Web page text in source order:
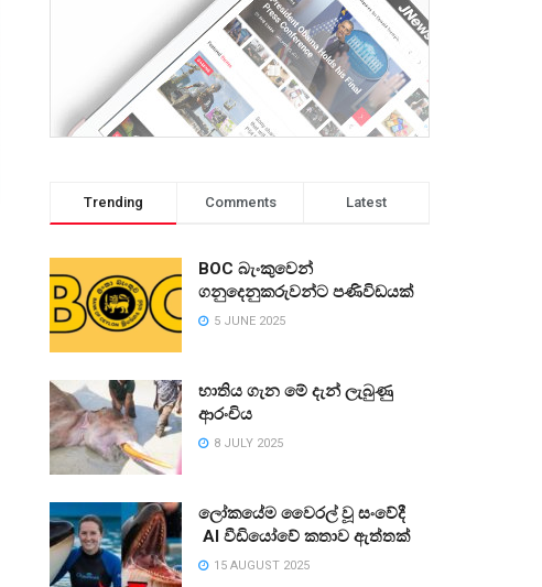
Trending Comments Latest
BOC බැංකුවෙන්
ගනුදෙනුකරුවන්ට පණිවිඩයක්
5 JUNE 2025
භාතිය ගැන මේ දැන් ලැබුණු
ආරංචිය
8 JULY 2025
ලෝකයේම වෛරල් වූ සංවේදී
AI වීඩියෝවේ කතාව ඇත්තක්
15 AUGUST 2025